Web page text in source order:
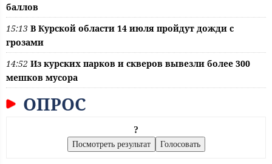
баллов
15:13 В Курской области 14 июля пройдут дожди с
грозами
14:52 Из курских парков и скверов вывезли более 300
мешков мусора
ОПРОС
?